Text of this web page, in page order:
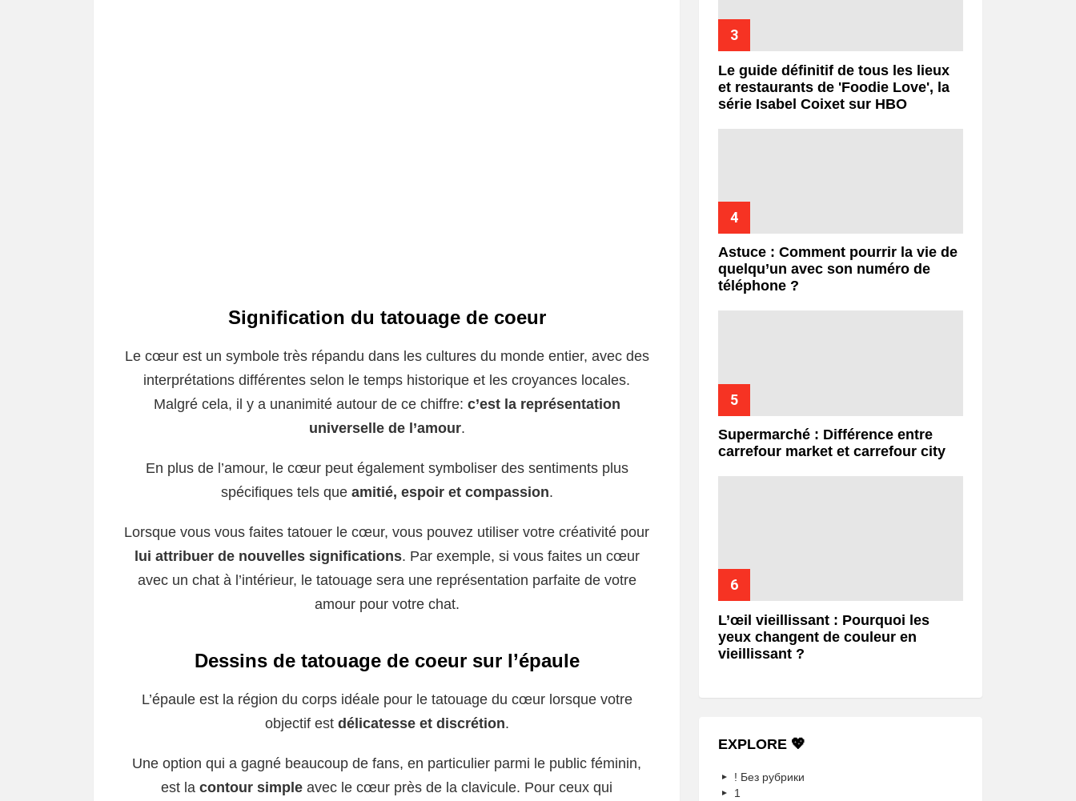
Signification du tatouage de coeur
Le cœur est un symbole très répandu dans les cultures du monde entier, avec des
interprétations différentes selon le temps historique et les croyances locales.
Malgré cela, il y a unanimité autour de ce chiffre: c’est la représentation
universelle de l’amour.
En plus de l’amour, le cœur peut également symboliser des sentiments plus
spécifiques tels que amitié, espoir et compassion.
Lorsque vous vous faites tatouer le cœur, vous pouvez utiliser votre créativité pour
lui attribuer de nouvelles significations. Par exemple, si vous faites un cœur
avec un chat à l’intérieur, le tatouage sera une représentation parfaite de votre
amour pour votre chat.
Dessins de tatouage de coeur sur l’épaule
L’épaule est la région du corps idéale pour le tatouage du cœur lorsque votre
objectif est délicatesse et discrétion.
Une option qui a gagné beaucoup de fans, en particulier parmi le public féminin,
est la contour simple avec le cœur près de la clavicule. Pour ceux qui
Le guide définitif de tous les lieux
et restaurants de 'Foodie Love', la
série Isabel Coixet sur HBO
Astuce : Comment pourrir la vie de
quelqu’un avec son numéro de
téléphone ?
Supermarché : Différence entre
carrefour market et carrefour city
L’œil vieillissant : Pourquoi les
yeux changent de couleur en
vieillissant ?
EXPLORE 💖
! Без рубрики
1